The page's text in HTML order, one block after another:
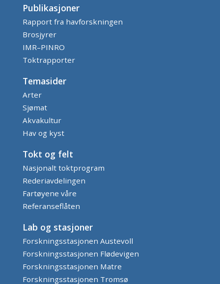
Publikasjoner
Rapport fra havforskningen
Brosjyrer
IMR–PINRO
Toktrapporter
Temasider
Arter
Sjømat
Akvakultur
Hav og kyst
Tokt og felt
Nasjonalt toktprogram
Rederiavdelingen
Fartøyene våre
Referanseflåten
Lab og stasjoner
Forskningsstasjonen Austevoll
Forskningsstasjonen Flødevigen
Forskningsstasjonen Matre
Forskningsstasjonen Tromsø